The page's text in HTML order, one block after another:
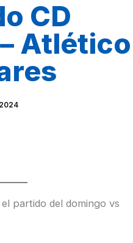
CD
Atlético
partido del domingo vs